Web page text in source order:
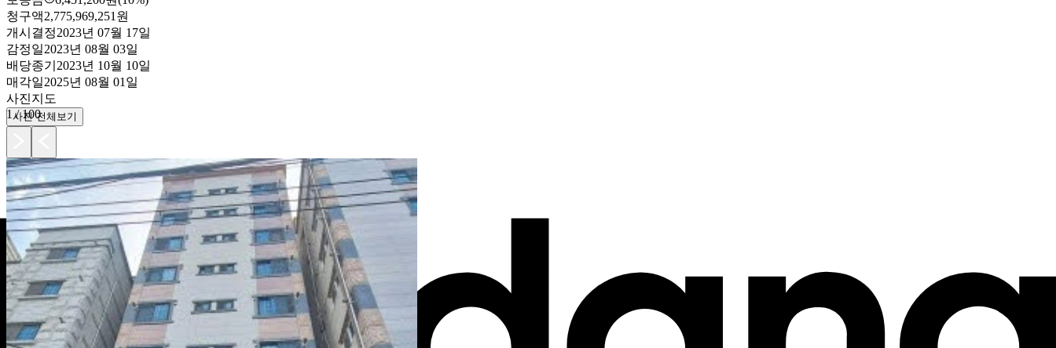
청구액2,775,969,251원
개시결정2023년 07월 17일
감정일2023년 08월 03일
배당종기 2023년 10월 10일
매각일2025년 08월 01일
사진지도
1 /100
사진 전체보기